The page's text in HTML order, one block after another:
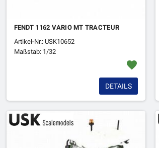
FENDT 1162 VARIO MT TRACTEUR
Artikel-Nr.: USK10652
Maßstab: 1/32
favorite
DETAILS